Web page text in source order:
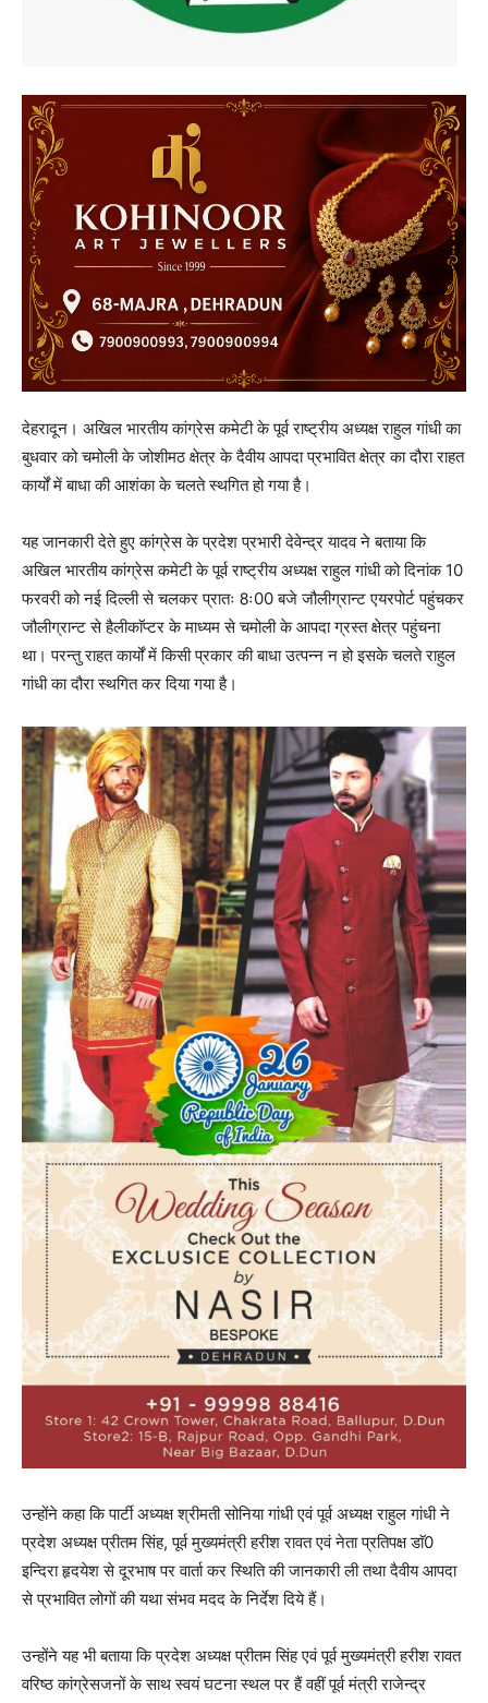
देहरादून। अखिल भारतीय कांग्रेस कमेटी के पूर्व राष्ट्रीय अध्यक्ष राहुल गांधी का
बुधवार को चमोली के जोशीमठ क्षेत्र के दैवीय आपदा प्रभावित क्षेत्र का दौरा राहत
कार्यों में बाधा की आशंका के चलते स्थगित हो गया है।
यह जानकारी देते हुए कांग्रेस के प्रदेश प्रभारी देवेन्द्र यादव ने बताया कि
अखिल भारतीय कांग्रेस कमेटी के पूर्व राष्ट्रीय अध्यक्ष राहुल गांधी को दिनांक 10
फरवरी को नई दिल्ली से चलकर प्रातः 8ः00 बजे जौलीग्रान्ट एयरपोर्ट पहुंचकर
जौलीग्रान्ट से हैलीकाॅप्टर के माध्यम से चमोली के आपदा ग्रस्त क्षेत्र पहुंचना
था। परन्तु राहत कार्यों में किसी प्रकार की बाधा उत्पन्न न हो इसके चलते राहुल
गांधी का दौरा स्थगित कर दिया गया है।
उन्होंने कहा कि पार्टी अध्यक्ष श्रीमती सोनिया गांधी एवं पूर्व अध्यक्ष राहुल गांधी ने
प्रदेश अध्यक्ष प्रीतम सिंह, पूर्व मुख्यमंत्री हरीश रावत एवं नेता प्रतिपक्ष डाॅ0
इन्दिरा हृदयेश से दूरभाष पर वार्ता कर स्थिति की जानकारी ली तथा दैवीय आपदा
से प्रभावित लोगों की यथा संभव मदद के निर्देश दिये हैं।
उन्होंने यह भी बताया कि प्रदेश अध्यक्ष प्रीतम सिंह एवं पूर्व मुख्यमंत्री हरीश रावत
वरिष्ठ कांग्रेसजनों के साथ स्वयं घटना स्थल पर हैं वहीं पूर्व मंत्री राजेन्द्र